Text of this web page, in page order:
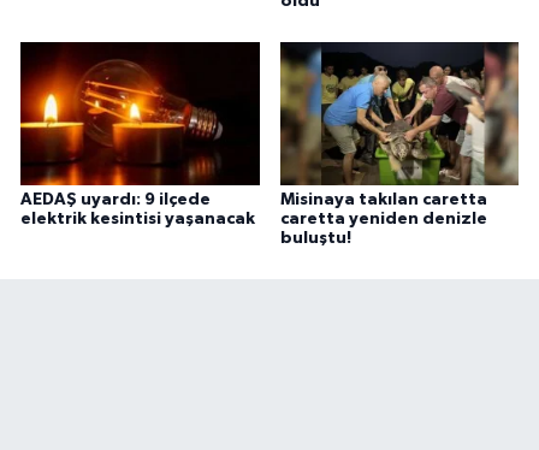
AEDAŞ uyardı: 9 ilçede
elektrik kesintisi yaşanacak
Misinaya takılan caretta
caretta yeniden denizle
buluştu!